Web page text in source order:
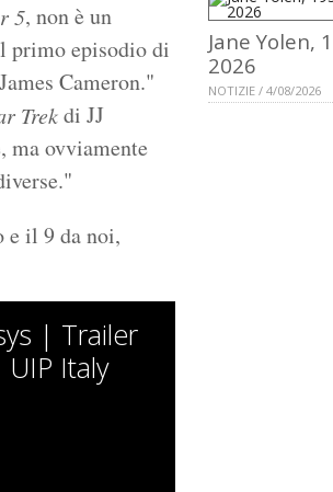
5, non è un
primo episodio di
Cameron."
Trekdi JJ
ma ovviamente
il 9 da noi,
| Trailer
Italy
Jane Yolen,
2026
NOTIZIE / 4/08/2026